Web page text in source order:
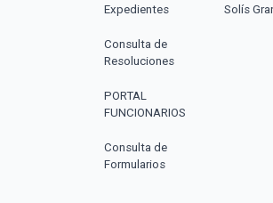
Expedientes
Consulta de
Resoluciones
PORTAL
FUNCIONARIOS
Consulta de
Formularios
Solís